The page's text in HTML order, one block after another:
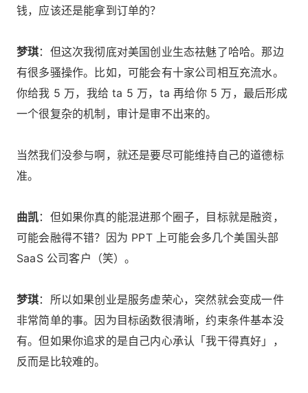
钱，应该还是能拿到订单的？
梦琪：但这次我彻底对美国创业生态祛魅了哈哈。那边
有很多骚操作。比如，可能会有十家公司相互充流水。
你给我 5 万，我给 ta 5 万，ta 再给你 5 万，最后形成
一个很复杂的机制，审计是审不出来的。
当然我们没参与啊，就还是要尽可能维持自己的道德标
准。
曲凯：但如果你真的能混进那个圈子，目标就是融资，
可能会融得不错？因为 PPT 上可能会多几个美国头部
SaaS 公司客户（笑）。
梦琪：所以如果创业是服务虚荣心，突然就会变成一件
非常简单的事。因为目标函数很清晰，约束条件基本没
有。但如果你追求的是自己内心承认「我干得真好」，
反而是比较难的。